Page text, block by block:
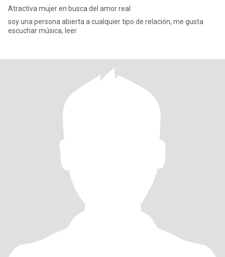
Atractiva mujer en busca del amor real
soy una persona abierta a cualquier tipo de relación, me gusta
escuchar música, leer